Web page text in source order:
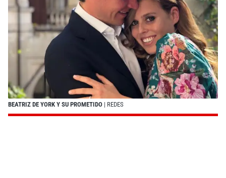
BEATRIZ DE YORK Y SU PROMETIDO | REDES